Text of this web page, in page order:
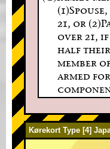
21, or
over 21,
half their
member
armed
Kørekort Type [4]